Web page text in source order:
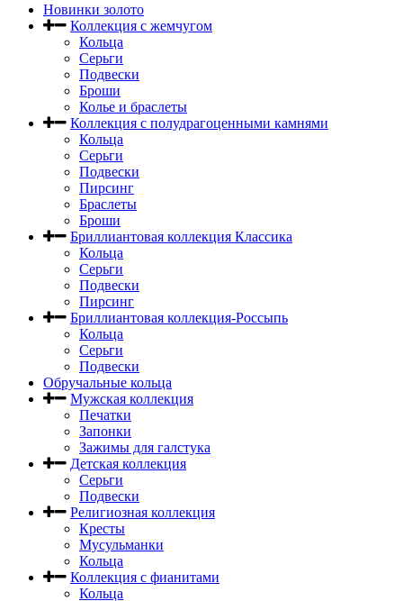
Новинки золото
Коллекция с жемчугом
Кольца
Серьги
Подвески
Броши
Колье и браслеты
Коллекция с полудрагоценными камнями
Кольца
Серьги
Подвески
Пирсинг
Браслеты
Броши
Бриллиантовая коллекция Классика
Кольца
Серьги
Подвески
Пирсинг
Бриллиантовая коллекция-Россыпь
Кольца
Серьги
Подвески
Обручальные кольца
Мужская коллекция
Печатки
Запонки
Зажимы для галстука
Детская коллекция
Серьги
Подвески
Религиозная коллекция
Кресты
Мусульманки
Кольца
Коллекция с фианитами
Кольца